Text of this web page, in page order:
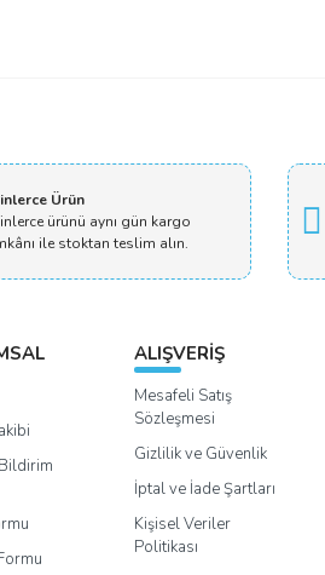
Ürün
ürünü aynı gün kargo
ile stoktan teslim alın.
ALIŞVERİŞ
Mesafeli Satış
Sözleşmesi
Gizlilik ve Güvenlik
İptal ve İade Şartları
Kişisel Veriler
Politikası